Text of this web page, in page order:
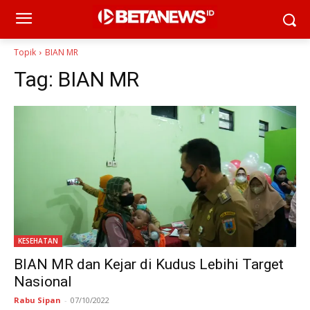
Topik BIAN MR
Tag: BIAN MR
KESEHATAN
BIAN MR dan Kejar di Kudus Lebihi Target
Nasional
Rabu Sipan - 07/10/2022